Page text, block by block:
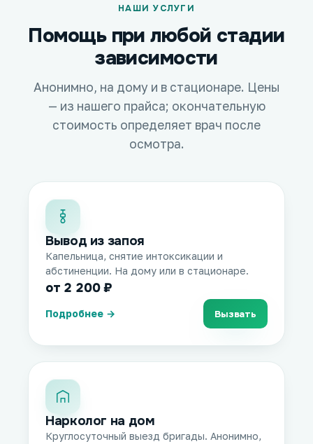
НАШИ УСЛУГИ
Помощь при любой стадии
зависимости
Анонимно, на дому и в стационаре. Цены
— из нашего прайса; окончательную
стоимость определяет врач после
осмотра.
Вывод из запоя
Капельница, снятие интоксикации и
абстиненции. На дому или в стационаре.
от 2 200 ₽
Подробнее → Вызвать
Нарколог на дом
Круглосуточный выезд бригады. Анонимно,